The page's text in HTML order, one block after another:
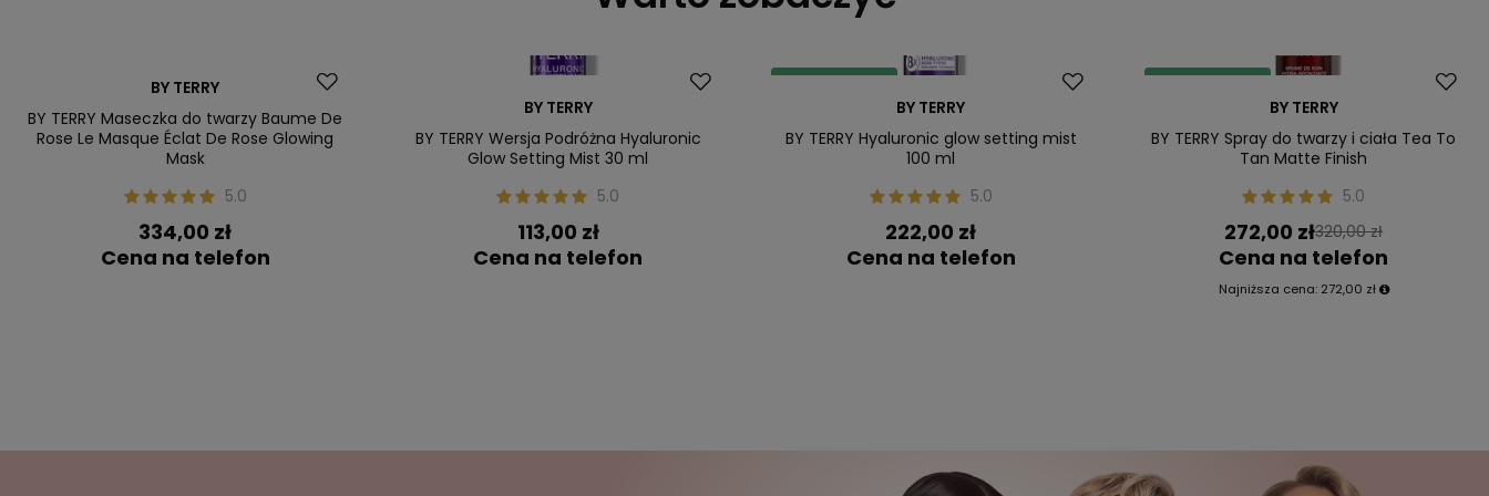
BY TERRY
BY TERRY Maseczka do twarzy Baume De
Rose Le Masque Éclat De Rose Glowing
Mask
5.0
334,00 zł
Cena na telefon
BY TERRY
BY TERRY Wersja Podróżna Hyaluronic
Glow Setting Mist 30 ml
5.0
113,00 zł
Cena na telefon
Dostawa za 0 zł
BY TERRY
BY TERRY Hyaluronic glow setting mist
100 ml
5.0
222,00 zł
Cena na telefon
Dostawa za 0 zł
Nasz bestseller
BY TERRY
BY TERRY Spray do twarzy i ciała Tea To
Tan Matte Finish
5.0
272,00 zł320,00 zł
Cena na telefon
Najniższa cena: 272,00 zł